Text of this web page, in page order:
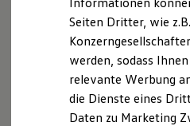
ID. Software
Digitale Extras
Schnittstellen zu
Hybridautos
Marke und Erlebnis
Volkswagen R und R
R-Modelle
Ihnen
Probefahrt
Seiten Dritter, wie
werden, sodass
relevante Werbung
die Dienste eines
Daten zu Marketing